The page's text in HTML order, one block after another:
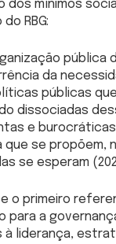
dos mínimos
RBG:
pública
da
públicas
dissociadas
e
se propõem,
se esperam
o primeiro
para a
liderança,